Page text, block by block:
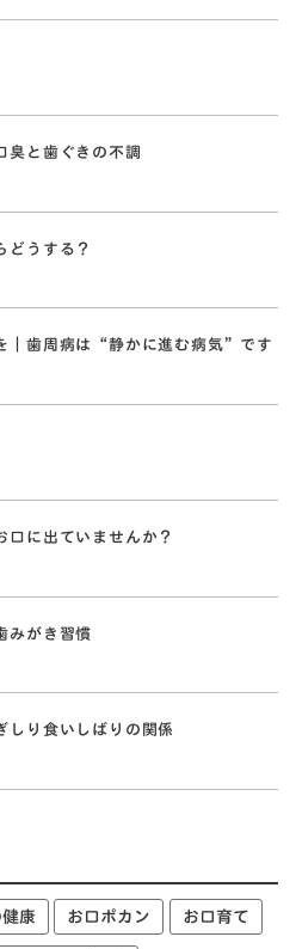
臭と歯ぐきの不調
どうする？
｜歯周病は“静かに進む病気”です
口に出ていませんか？
みがき習慣
しり食いしばりの関係
康 お口ポカン お口育て